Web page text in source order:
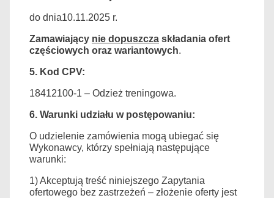
do dnia10.11.2025 r.
Zamawiający nie dopuszcza składania ofert
częściowych oraz wariantowych.
5. Kod CPV:
18412100-1 – Odzież treningowa.
6. Warunki udziału w postępowaniu:
O udzielenie zamówienia mogą ubiegać się
Wykonawcy, którzy spełniają następujące
warunki:
1)Akceptują treść niniejszego Zapytania
ofertowego bez zastrzeżeń – złożenie oferty jest